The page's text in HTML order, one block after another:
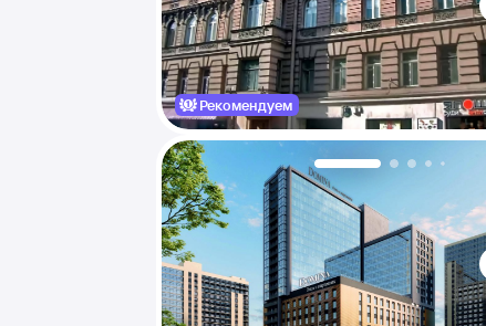
Рекомендуем